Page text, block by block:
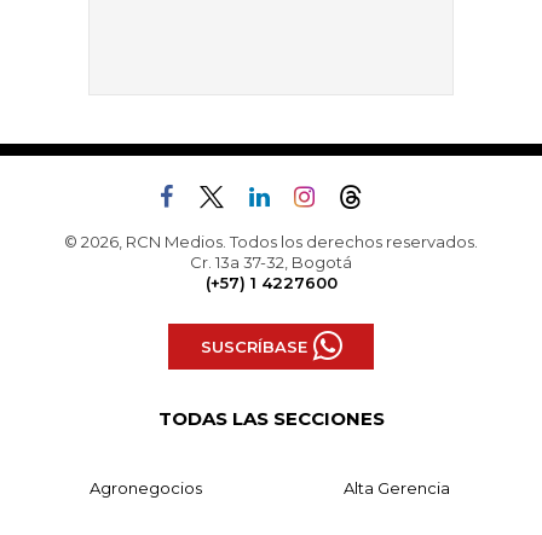
© 2026, RCN Medios. Todos los derechos reservados.
Cr. 13a 37-32, Bogotá
(+57) 1 4227600
SUSCRÍBASE
TODAS LAS SECCIONES
Agronegocios Alta Gerencia